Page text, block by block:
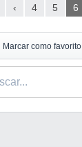
‹ 4 5 6
Marcar como favorito